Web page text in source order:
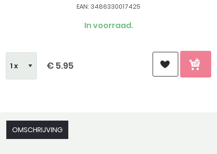
EAN: 3486330017425
In voorraad.
€ 5.95
OMSCHRIJVING